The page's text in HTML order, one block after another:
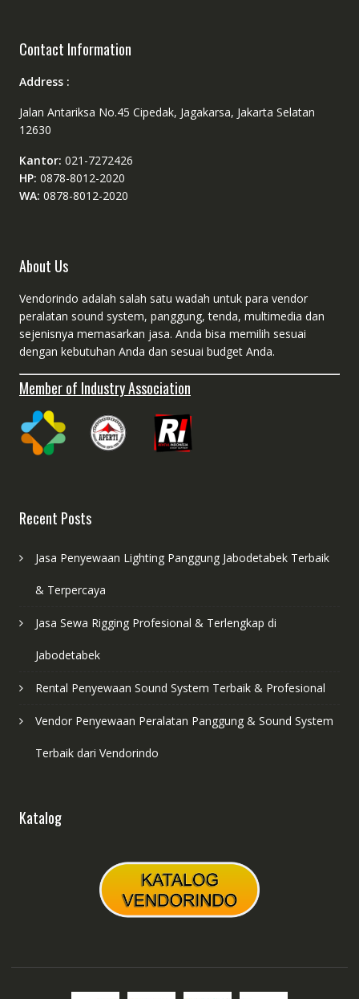
Contact Information
Address :
Jalan Antariksa No.45 Cipedak, Jagakarsa, Jakarta Selatan
12630
Kantor: 021-7272426
HP: 0878-8012-2020
WA: 0878-8012-2020
About Us
Vendorindo adalah salah satu wadah untuk para vendor
peralatan sound system, panggung, tenda, multimedia dan
sejenisnya memasarkan jasa. Anda bisa memilih sesuai
dengan kebutuhan Anda dan sesuai budget Anda.
Member of Industry Association
Recent Posts
Jasa Penyewaan Lighting Panggung Jabodetabek Terbaik
& Terpercaya
Jasa Sewa Rigging Profesional & Terlengkap di
Jabodetabek
Rental Penyewaan Sound System Terbaik & Profesional
Vendor Penyewaan Peralatan Panggung & Sound System
Terbaik dari Vendorindo
Katalog